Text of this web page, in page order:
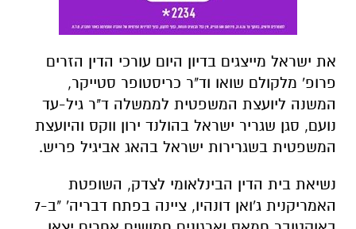
את ישראל מייצגים בדיון היום עורכי הדין הזרים
פרופ' מלקולם שואו וד"ר כריסטופר סטייקר,
המשנה ליועצת המשפטית לממשלה ד"ר גיל-עד
נועם, סגן שגריר ישראל בהולנד ירון ווקס והיועצת
המשפטית בשגרירות ישראל בהאג אביגיל פריש.
נשיאת בית הדין הבינלאומי לצדק, השופטת
האמריקנית ג'ואן דונהיו, ציינה בפתח דבריה' "ב-7